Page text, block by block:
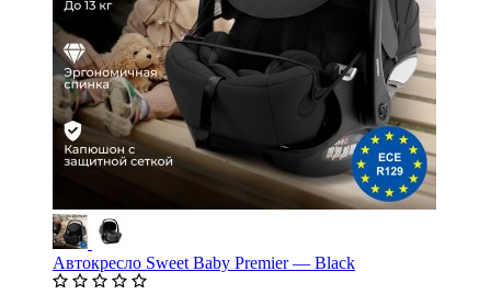
Автокресло Sweet Baby Premier — Black